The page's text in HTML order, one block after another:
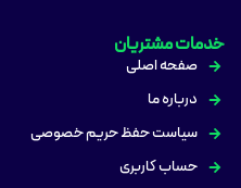
خدمات مشتریان
صفحه اصلی
درباره ما
سیاست حفظ حریم خصوصی
حساب کاربری